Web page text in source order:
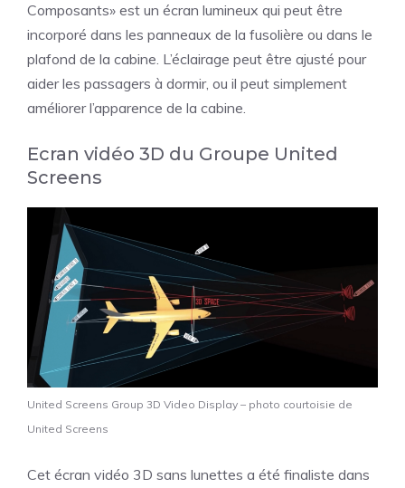
Composants» est un écran lumineux qui peut être
incorporé dans les panneaux de la fusolière ou dans le
plafond de la cabine. L’éclairage peut être ajusté pour
aider les passagers à dormir, ou il peut simplement
améliorer l’apparence de la cabine.
Ecran vidéo 3D du Groupe United
Screens
United Screens Group 3D Video Display – photo courtoisie de
United Screens
Cet écran vidéo 3D sans lunettes a été finaliste dans